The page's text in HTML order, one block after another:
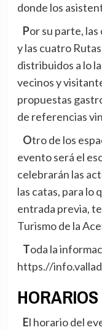
donde los
Por su parte, las cinco denominaciones de origen
y las cuatro
distribuidos a lo
vecinos y
propuestas
de referencias
Otro de los espacios con los que va a contar el
evento será el
celebrarán las
las catas, para lo
entrada previa,
Turismo de la
Toda la información está disponible en la web.
https.//
El horario del evento será este viernes de 20.00 a